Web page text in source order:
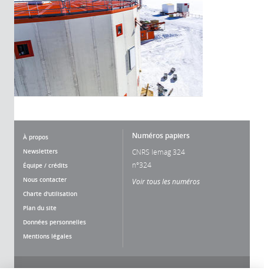
À propos
Newsletters
Équipe / crédits
Nous contacter
Charte d'utilisation
Plan du site
Données personnelles
Mentions légales
Numéros papiers
CNRS lemag 324
n°324
Voir tous les numéros